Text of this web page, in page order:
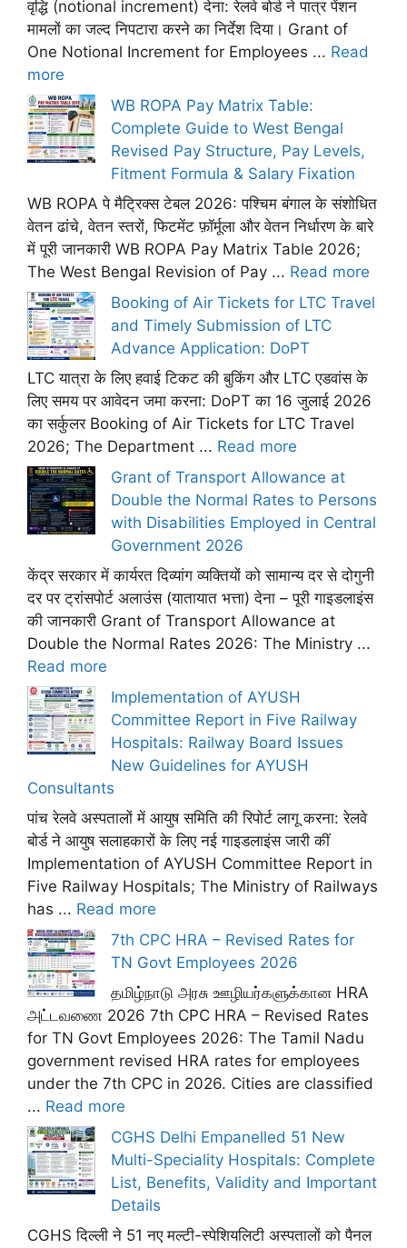
वृद्धि (notional increment) देना: रेलवे बोर्ड ने पात्र पेंशन
मामलों का जल्द निपटारा करने का निर्देश दिया। Grant of
One Notional Increment for Employees ... Read
more
WB ROPA Pay Matrix Table:
Complete Guide to West Bengal
Revised Pay Structure, Pay Levels,
Fitment Formula & Salary Fixation
WB ROPA पे मैट्रिक्स टेबल 2026: पश्चिम बंगाल के संशोधित
वेतन ढांचे, वेतन स्तरों, फिटमेंट फ़ॉर्मूला और वेतन निर्धारण के बारे
में पूरी जानकारी WB ROPA Pay Matrix Table 2026;
The West Bengal Revision of Pay ... Read more
Booking of Air Tickets for LTC Travel
and Timely Submission of LTC
Advance Application: DoPT
LTC यात्रा के लिए हवाई टिकट की बुकिंग और LTC एडवांस के
लिए समय पर आवेदन जमा करना: DoPT का 16 जुलाई 2026
का सर्कुलर Booking of Air Tickets for LTC Travel
2026; The Department ... Read more
Grant of Transport Allowance at
Double the Normal Rates to Persons
with Disabilities Employed in Central
Government 2026
केंद्र सरकार में कार्यरत दिव्यांग व्यक्तियों को सामान्य दर से दोगुनी
दर पर ट्रांसपोर्ट अलाउंस (यातायात भत्ता) देना – पूरी गाइडलाइंस
की जानकारी Grant of Transport Allowance at
Double the Normal Rates 2026: The Ministry ...
Read more
Implementation of AYUSH
Committee Report in Five Railway
Hospitals: Railway Board Issues
New Guidelines for AYUSH
Consultants
पांच रेलवे अस्पतालों में आयुष समिति की रिपोर्ट लागू करना: रेलवे
बोर्ड ने आयुष सलाहकारों के लिए नई गाइडलाइंस जारी कीं
Implementation of AYUSH Committee Report in
Five Railway Hospitals; The Ministry of Railways
has ... Read more
7th CPC HRA – Revised Rates for
TN Govt Employees 2026
தமிழ்நாடு அரசு ஊழியர்களுக்கான HRA
அட்டவணை 2026 7th CPC HRA – Revised Rates
for TN Govt Employees 2026: The Tamil Nadu
government revised HRA rates for employees
under the 7th CPC in 2026. Cities are classified
... Read more
CGHS Delhi Empanelled 51 New
Multi-Speciality Hospitals: Complete
List, Benefits, Validity and Important
Details
CGHS दिल्ली ने 51 नए मल्टी-स्पेशियलिटी अस्पतालों को पैनल